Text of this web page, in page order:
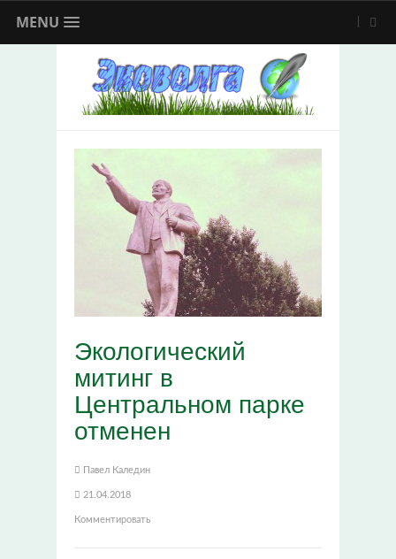
MENU
Экологический
митинг в
Центральном парке
отменен
Павел Каледин
21.04.2018
Комментировать